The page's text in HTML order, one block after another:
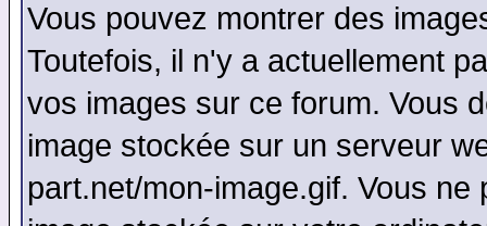
Vous pouvez montrer des
Toutefois, il n'y a actuellement
vos images sur ce forum. Vous
image stockée sur un serveur
part.net/mon-image.gif. Vous